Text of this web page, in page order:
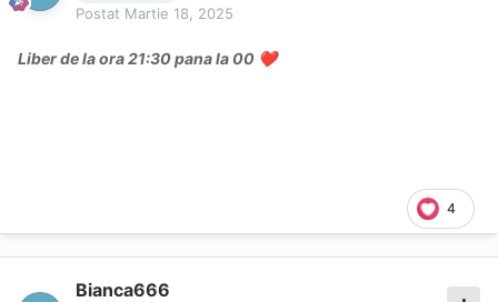
Postat Martie 18, 2025
Liber de la ora 21:30 pana la 00 ❤️
4
Bianca666